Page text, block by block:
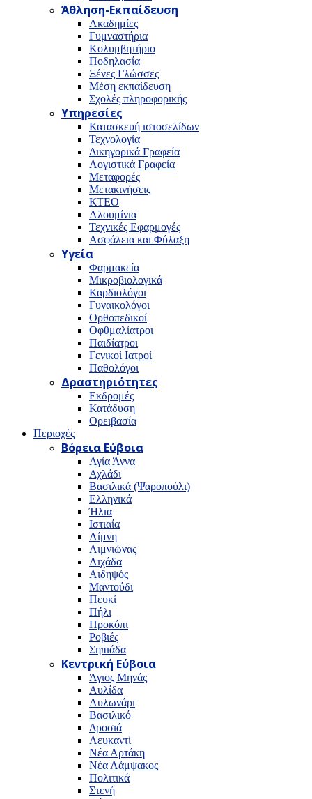
Άθληση-Εκπαίδευση
Ακαδημίες
Γυμναστήρια
Κολυμβητήριο
Ποδηλασία
Ξένες Γλώσσες
Μέση εκπαίδευση
Σχολές πληροφορικής
Υπηρεσίες
Κατασκευή ιστοσελίδων
Τεχνολογία
Δικηγορικά Γραφεία
Λογιστικά Γραφεία
Μεταφορές
Μετακινήσεις
ΚΤΕΟ
Αλουμίνια
Τεχνικές Εφαρμογές
Ασφάλεια και Φύλαξη
Υγεία
Φαρμακεία
Μικροβιολογικά
Καρδιολόγοι
Γυναικολόγοι
Ορθοπεδικοί
Οφθμαλίατροι
Παιδίατροι
Γενικοί Ιατροί
Παθολόγοι
Δραστηριότητες
Εκδρομές
Κατάδυση
Ορειβασία
Περιοχές
Βόρεια Εύβοια
Αγία Άννα
Αχλάδι
Βασιλικά (Ψαροπούλι)
Ελληνικά
Ήλια
Ιστιαία
Λίμνη
Λιμνιώνας
Λιχάδα
Αιδηψός
Μαντούδι
Πευκί
Πήλι
Προκόπι
Ροβιές
Σηπιάδα
Κεντρική Εύβοια
Άγιος Μηνάς
Αυλίδα
Αυλωνάρι
Βασιλικό
Δροσιά
Λευκαντί
Νέα Αρτάκη
Νέα Λάμψακος
Πολιτικά
Στενή